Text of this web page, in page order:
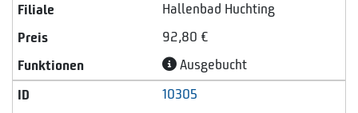
Hallenbad Huchting
92,80 €
Ausgebucht
10305